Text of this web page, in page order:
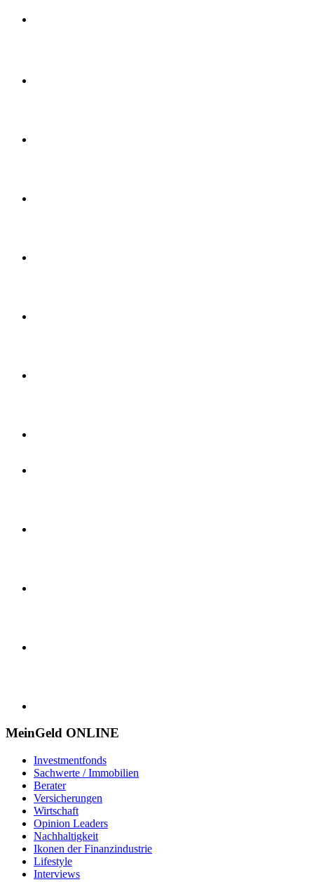
MeinGeld ONLINE
Investmentfonds
Sachwerte / Immobilien
Berater
Versicherungen
Wirtschaft
Opinion Leaders
Nachhaltigkeit
Ikonen der Finanzindustrie
Lifestyle
Interviews